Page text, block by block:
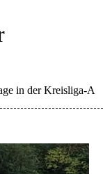
in der Kreisliga-A